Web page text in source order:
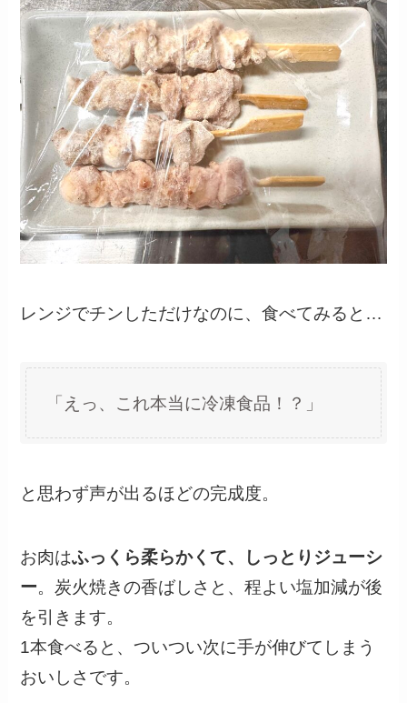
レンジでチンしただけなのに、食べてみると…
「えっ、これ本当に冷凍食品！？」
と思わず声が出るほどの完成度。
お肉はふっくら柔らかくて、しっとりジューシ
ー。炭火焼きの香ばしさと、程よい塩加減が後
を引きます。
1本食べると、ついつい次に手が伸びてしまう
おいしさです。